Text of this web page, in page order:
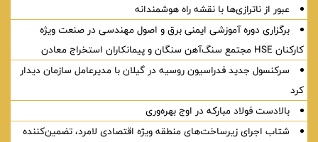
عبور از ناترازی‌ها با نقشه راه هوشمندانه
برگزاری دوره آموزشی ایمنی برق و اصول مهندسی در صنعت ویژه
کارکنان HSE مجتمع سنگ‌آهن سنگان و پیمانکاران استخراج معادن
سركنسول جدید فدراسیون روسیه در گیلان با مدیرعامل سازمان دیدار
كرد
بالادست فولاد مبارکه در اوج بهره‌وری
شتاب اجرای زیرساخت‌های منطقه ویژه اقتصادی لامرد، تضمین‌کننده